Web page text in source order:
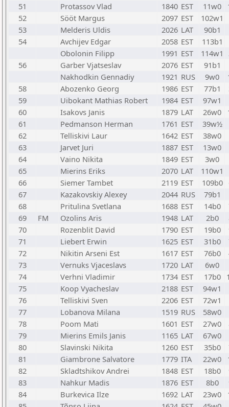
51
Protassov Vlad 1840 EST 11w0
52
Sööt Margus 2097 EST 102w1
53
Melderis Uldis 2026 LAT
90b1
54
Avchijev Edgar 2058 EST 113b1
Obolonin Filipp
1991 EST 114w1
56
Garber Vjatseslav 2076 EST 91b1
Nakhodkin Gennadiy
1921 RUS 9w0
58
Abozenko Georg 1986 EST 77b1
59
Uibokant Mathias Robert 1984 EST
97w1
60
Isakovs Janis 1879 LAT 26w0
61
Pedmanson Herman 1761 EST
39w½
62
Telliskivi Laur 1642 EST
38w0
63
Jarvet Juri 1887 EST
13w0
64
Vaino Nikita 1849 EST
3w0
65
Mierins Eriks 2070 LAT
110w1
66
Siemer Tambet 2119 EST 109b0
67
Kazakovskiy Alexey 2044 RUS 79b1
68
Pritulina Svetlana 1688 EST 14b0
69
FM Ozolins Aris 1948 LAT 2b0
70
Rozenblit David 1790 EST 19b0
71
Liebert Erwin 1625 EST 31b0
72
Nikitin Arseni Est 1617 EST 76b0
73
Vernuks Vjaceslavs 1720 LAT
6w0
74
Verhni Vladimir 1734 EST 17b0
75
Koop Vyacheslav 2188 EST
94w1
76
Telliskivi Sven 2206 EST
72w1
77
Lobanova Milana 1519 RUS
58w0
78
Poom Mati 1601 EST 27w0
79
Mierins Emils Janis 1165 LAT
67w0
80
Slavinski Nikita 1260 EST 35b0
81
Giambrone Salvatore 1779 ITA 22w0
82
Skladtshikov Andrei 1848 EST 18b0
83
Nahkur Madis 1876 EST 8b0
84
Burkevica Ilze 1692 LAT 23w0